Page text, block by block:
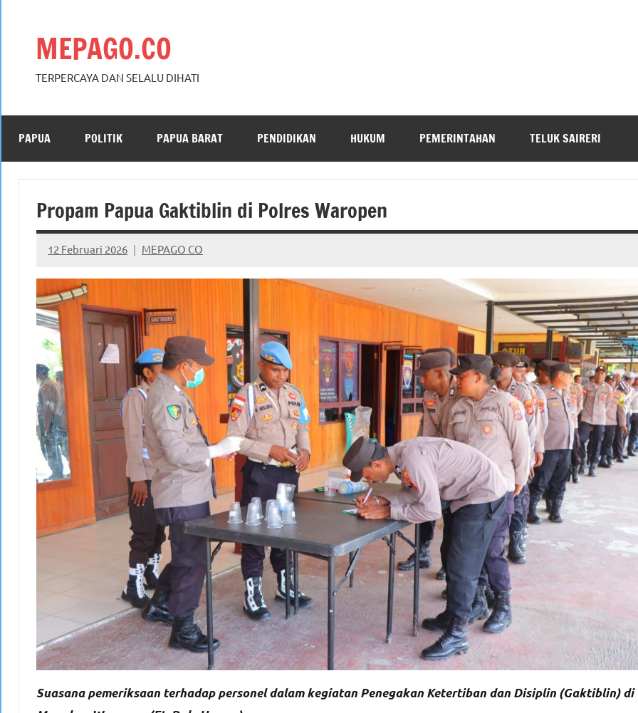
MEPAGO.CO
TERPERCAYA DAN SELALU DIHATI
PAPUA POLITIK PAPUA BARAT PENDIDIKAN HUKUM PEMERINTAHAN TELUK SAIRERI
Propam Papua Gaktiblin di Polres Waropen
12 Februari 2026 MEPAGO CO
No
comments
Suasana pemeriksaan terhadap personel dalam kegiatan Penegakan Ketertiban dan Disiplin (Gaktiblin) di